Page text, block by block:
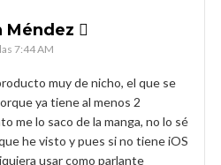
Méndez 
7:44 AM
muy de nicho, el que se
ya tiene al menos 2
me lo saco de la manga, no lo sé
he visto y pues si no tiene iOS
usar como parlante